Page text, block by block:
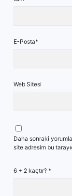
E-Posta*
Web Sitesi
Daha sonraki
site adresim bu
6 + 2 kaçtır? *